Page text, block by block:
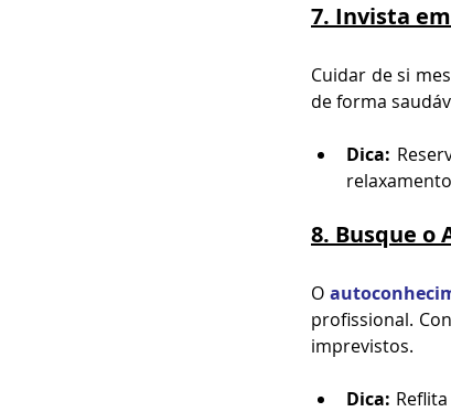
7. Invista
Cuidar de si
de forma
Dica:
8. Busque o
O
profissional.
imprevistos.
Dica: